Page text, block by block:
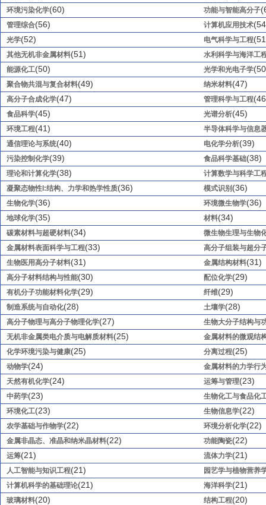
环境污染化学(60) 功能与智能高分子
管理综合(56) 计算机应用技术
光学(52) 电气科学与工程
其他无机非金属材料(51)
水利科学与海洋工
能源化工(50) 光学和光电子学
聚合物共混与复合材料(49) 纳米材料(47)
高分子合成化学(47) 管理科学与工程
食品科学(45) 光谱分析(45)
环境工程(41)
半导体科学与信息
通信理论与系统(40) 电化学分析(39)
污染控制化学(39) 食品科学基础(38)
理论和计算化学(38)
计算数学与科学工
凝聚态物性I:结构、力学和热学性质(36) 模式识别 (36)
生物化学(36) 环境微生物学(36)
地球化学(35) 材料(34)
碳素材料与超硬材料(34)
微生物生理与生物
金属材料表面科学与工程(33)
高分子组装与超分
生物医用高分子材料(31) 金属结构材料(31)
高分子材料结构与性能(30) 配位化学(29)
有机分子功能材料化学(29) 纤维(29)
制造系统与自动化(28) 土壤学(28)
高分子物理与高分子物理化学(27)
生物大分子结构与
无机非金属类电介质与电解质材料(25)
金属材料的微观结
化学环境污染与健康(25) 分离过程(25)
动物学(24)
金属材料的力学行
天然有机化学(24) 运筹与管理(23)
中药学(23)
生物化工与食品化
环境化工(23) 生物信息学(22)
农学基础与作物学(22) 环境分析化学(22)
金属非晶态、准晶和纳米晶材料(22) 功能陶瓷(22)
运筹(21) 流体力学(21)
人工智能与知识工程(21)
园艺学与植物营养
计算机科学的基础理论(21) 海洋科学(21)
玻璃材料(20) 结构工程(20)